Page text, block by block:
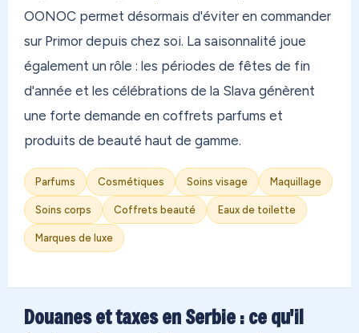
OONOC permet désormais d'éviter en commander
sur Primor depuis chez soi. La saisonnalité joue
également un rôle : les périodes de fêtes de fin
d'année et les célébrations de la Slava génèrent
une forte demande en coffrets parfums et
produits de beauté haut de gamme.
Parfums Cosmétiques Soins visage Maquillage
Soins corps Coffrets beauté Eaux de toilette
Marques de luxe
Douanes et taxes en Serbie : ce qu'il